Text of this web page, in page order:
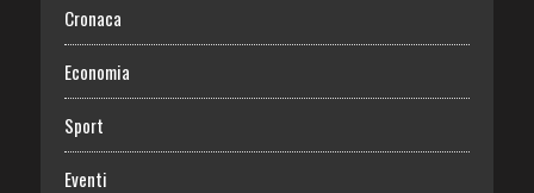
Cronaca
Economia
Sport
Eventi